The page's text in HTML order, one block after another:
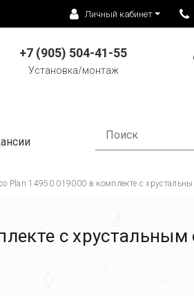
Личный кабинет
+7 (905) 504-41-55
Установка/монтаж
Plan 14950 019000 в комплекте с
с хрустальным